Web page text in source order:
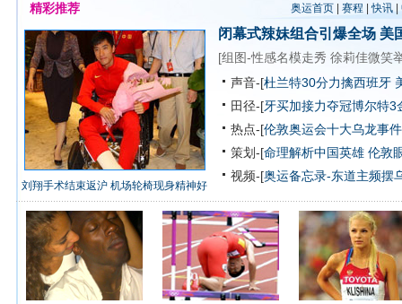
精彩推荐 奥运首页| 赛程 |快讯|
刘翔手术结束返沪 机场轮椅现身精神好
闭幕式辣妹组合引爆全场 美
[组图-性感名模走秀 徐莉佳微笑
声音-[杜兰特30分力擒西班牙
田径-[牙买加接力夺冠博尔特3
热点-[伦敦奥运会十大乌龙事件
策划-[命理解析中国英雄 伦敦
视频-[奥运备忘录-东道主频摆